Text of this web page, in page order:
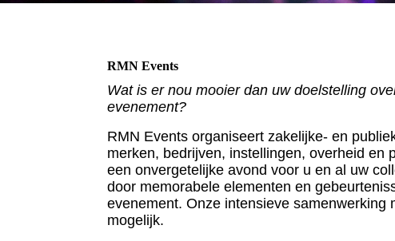
RMN Events
Wat is er nou mooier dan uw doelstelling
evenement?
RMN Events organiseert zakelijke- en
merken, bedrijven, instellingen, overheid en
een onvergetelijke avond voor u en al uw
door memorabele elementen en
evenement. Onze intensieve samenwerking
mogelijk.